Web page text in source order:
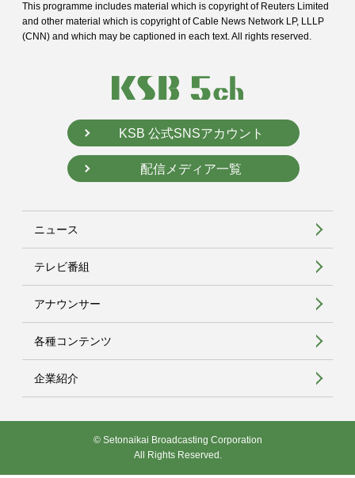
This programme includes material which is copyright of Reuters Limited
and other material which is copyright of Cable News Network LP, LLLP
(CNN) and which may be captioned in each text. All rights reserved.
KSB 公式SNSアカウント
配信メディア一覧
ニュース
テレビ番組
アナウンサー
各種コンテンツ
企業紹介
© Setonaikai Broadcasting Corporation
All Rights Reserved.